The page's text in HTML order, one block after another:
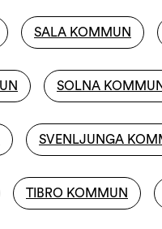
SALA KOMMUN
SOLNA
SVENLJUNGA
TIBRO KOMMUN